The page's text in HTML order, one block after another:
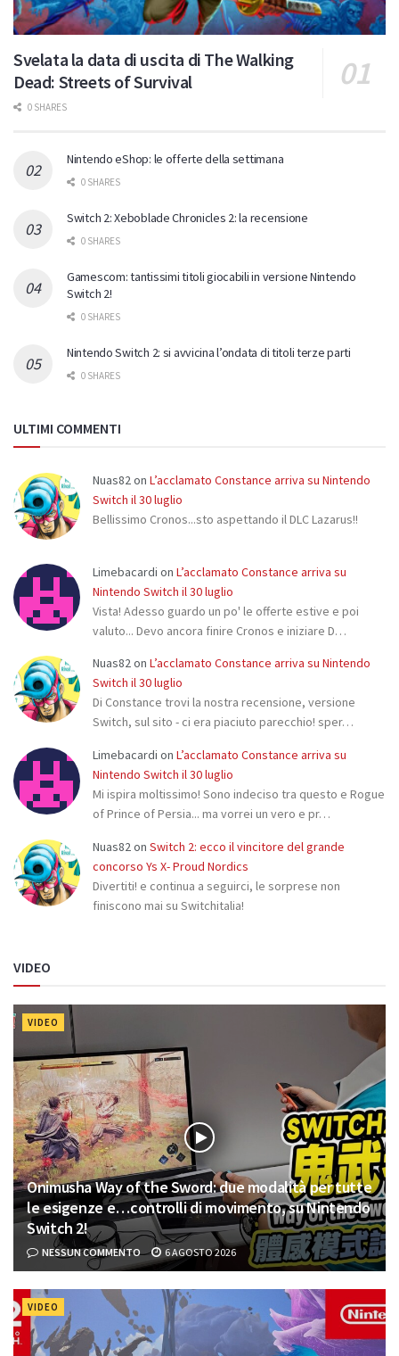
Svelata la data di uscita di The Walking
Dead: Streets of Survival
0 SHARES
Nintendo eShop: le offerte della settimana
0 SHARES
Switch 2: Xeboblade Chronicles 2: la recensione
0 SHARES
Gamescom: tantissimi titoli giocabili in versione Nintendo
Switch 2!
0 SHARES
Nintendo Switch 2: si avvicina l’ondata di titoli terze parti
0 SHARES
ULTIMI COMMENTI
Nuas82on L’acclamato Constance arriva su Nintendo
Switch il 30 luglio
Bellissimo Cronos...sto aspettando il DLC Lazarus!!
Limebacardi on L’acclamato Constance arriva su
Nintendo Switch il 30 luglio
Vista! Adesso guardo un po' le offerte estive e poi
valuto... Devo ancora finire Cronos e iniziare D…
Nuas82on L’acclamato Constance arriva su Nintendo
Switch il 30 luglio
Di Constance trovi la nostra recensione, versione
Switch, sul sito - ci era piaciuto parecchio! sper…
Limebacardi on L’acclamato Constance arriva su
Nintendo Switch il 30 luglio
Mi ispira moltissimo! Sono indeciso tra questo e Rogue
of Prince of Persia... ma vorrei un vero e pr…
Nuas82on Switch 2: ecco il vincitore del grande
concorso Ys X- Proud Nordics
Divertiti! e continua a seguirci, le sorprese non
finiscono mai su Switchitalia!
VIDEO
VIDEO
Onimusha Way of the Sword: due modalità per tutte
le esigenze e…controlli di movimento, su Nintendo
Switch 2!
NESSUN COMMENTO 6 AGOSTO 2026
VIDEO